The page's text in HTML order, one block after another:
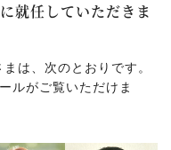
就任していただきま
は、次のとおりです。
ルがご覧いただけま